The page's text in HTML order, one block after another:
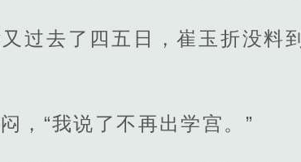
过去了四五日，崔玉折没料
，“我说了不再出学宫。”